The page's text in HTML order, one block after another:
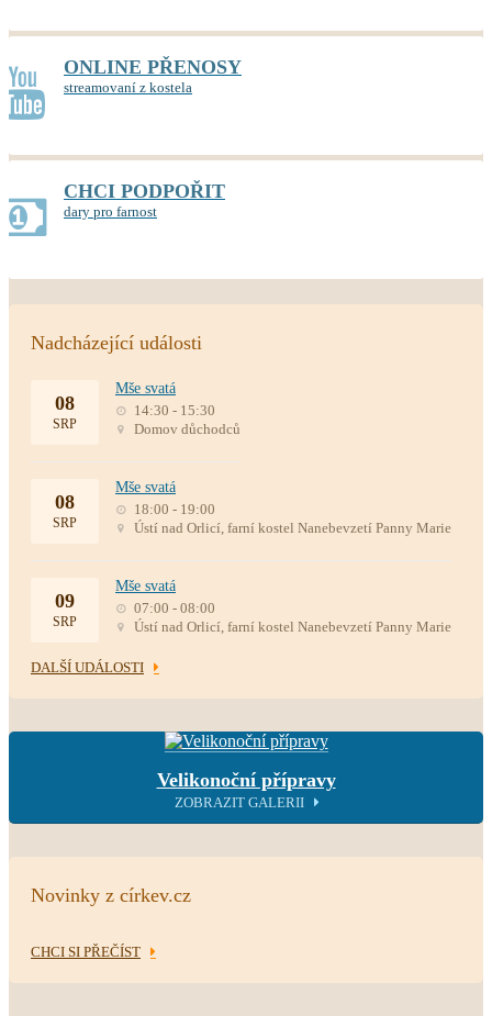
ONLINE PŘENOSY
streamovaní z kostela
CHCI PODPOŘIT
dary pro farnost
Nadcházející události
08
SRP
Mše svatá
14:30 - 15:30
Domov důchodců
08
SRP
Mše svatá
18:00 - 19:00
Ústí nad Orlicí, farní kostel Nanebevzetí Panny Marie
09
SRP
Mše svatá
07:00 - 08:00
Ústí nad Orlicí, farní kostel Nanebevzetí Panny Marie
DALŠÍ UDÁLOSTI
Velikonoční přípravy
ZOBRAZIT GALERII
Novinky z církev.cz
CHCI SI PŘEČÍST